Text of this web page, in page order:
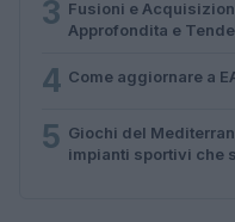
3 Fusioni e
Approfondita e
4 Come aggiornare a
5 Giochi del
impianti sportivi che